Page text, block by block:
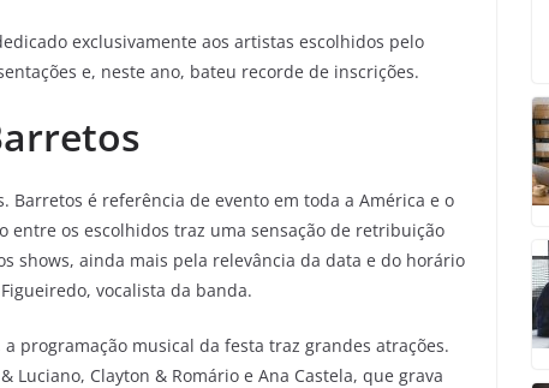
exclusivamente aos artistas escolhidos pelo
e, neste ano, bateu recorde de inscrições.
Barretos é referência de evento em toda a América e o
os escolhidos traz uma sensação de retribuição
shows, ainda mais pela relevância da data e do horário
vocalista da banda.
programação musical da festa traz grandes atrações.
Luciano, Clayton & Romário e Ana Castela, que grava